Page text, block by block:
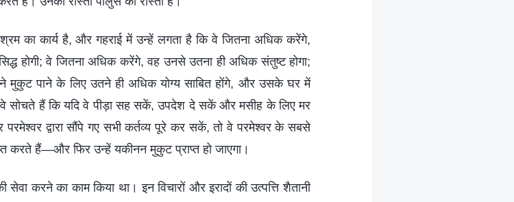
का कार्य है, और गहराई में उन्हें लगता है कि वे जितना अधिक करेंगे,
होगी; वे जितना अधिक करेंगे, वह उनसे उतना ही अधिक संतुष्ट होगा;
मुकुट पाने के लिए उतने ही अधिक योग्य साबित होंगे, और उसके घर में
सोचते हैं कि यदि वे पीड़ा सह सकें, उपदेश दे सकें और मसीह के लिए मर
द्वारा सौंपे गए सभी कर्तव्य पूरे कर सकें, तो वे परमेश्वर के सबसे
करते हैं—और फिर उन्हें यकीनन मुकुट प्राप्त हो जाएगा।
करने का काम किया था। इन विचारों और इरादों की उत्पत्ति शैतानी